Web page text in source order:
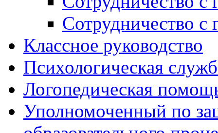
Сотрудничество с
Классное руководство
Психологическая
Логопедическая
Уполномоченный по